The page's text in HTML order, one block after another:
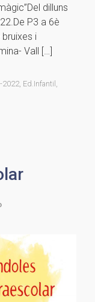
dilluns
P3 a 6è
bruixes i
Vall […]
2022, Ed.Infantil ,